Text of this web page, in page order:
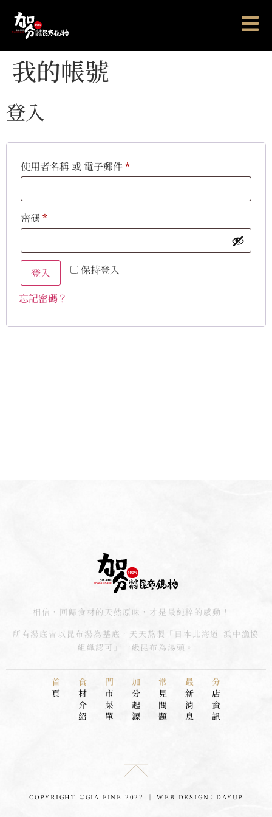
我的帳號
登入
使用者名稱 或 電子郵件*
密碼 *
Alternative: 保持登入
登入
忘記密碼？
相信，回歸食材的天然原味，才是最純粹的感動！！
所有湯底皆以昆布湯為基底，天天熬製「日本北海道-浜中漁協
組織認可」一級昆布為湯頭。
首
頁
食
材
介
紹
門
市
菜
單
加
分
起
源
常
見
問
題
最
新
消
息
分
店
資
訊
COPYRIGHT ©GIA-FINE 2022 │ WEB DESIGN：DAYUP